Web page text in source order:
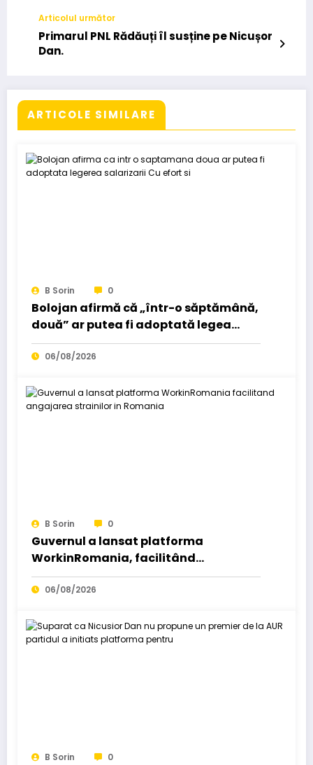
Articolul următor
Primarul PNL Rădăuți îl susține pe Nicușor
Dan.
ARTICOLE SIMILARE
B Sorin 0
Bolojan afirmă că „într-o săptămână,
două” ar putea fi adoptată legea
salarizării: „Cu efort și…”
06/08/2026
B Sorin 0
Guvernul a lansat platforma
WorkinRomania, facilitând
angajarea străinilor în România.
06/08/2026
B Sorin 0